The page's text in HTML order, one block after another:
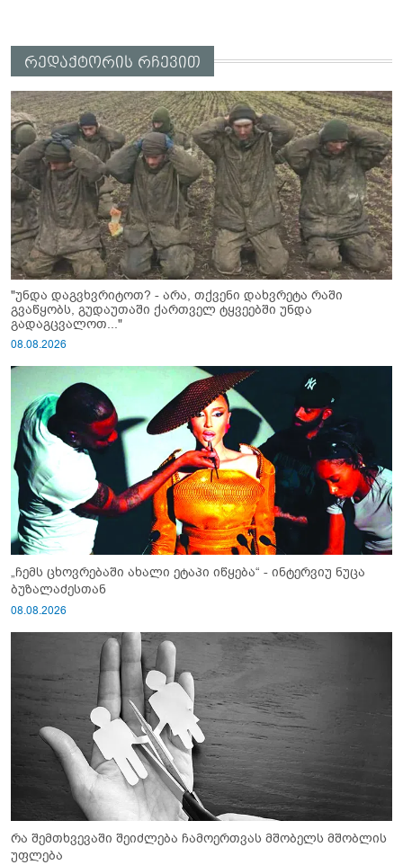
რედაქტორის რჩევით
"უნდა დაგვხვრიტოთ? - არა, თქვენი დახვრეტა რაში
გვაწყობს, გუდაუთაში ქართველ ტყვეებში უნდა
გადაგცვალოთ..."
08.08.2026
„ჩემს ცხოვრებაში ახალი ეტაპი იწყება“ - ინტერვიუ ნუცა
ბუზალაძესთან
08.08.2026
რა შემთხვევაში შეიძლება ჩამოერთვას მშობელს მშობლის
უფლება